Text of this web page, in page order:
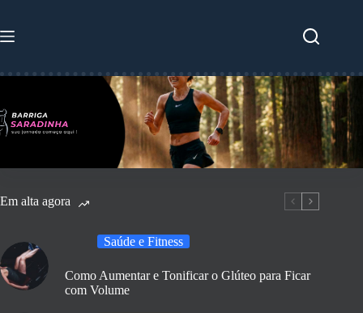
o
Em alta agora
Saúde e Fitness
Como Aumentar e Tonificar o Glúteo para Ficar
com Volume